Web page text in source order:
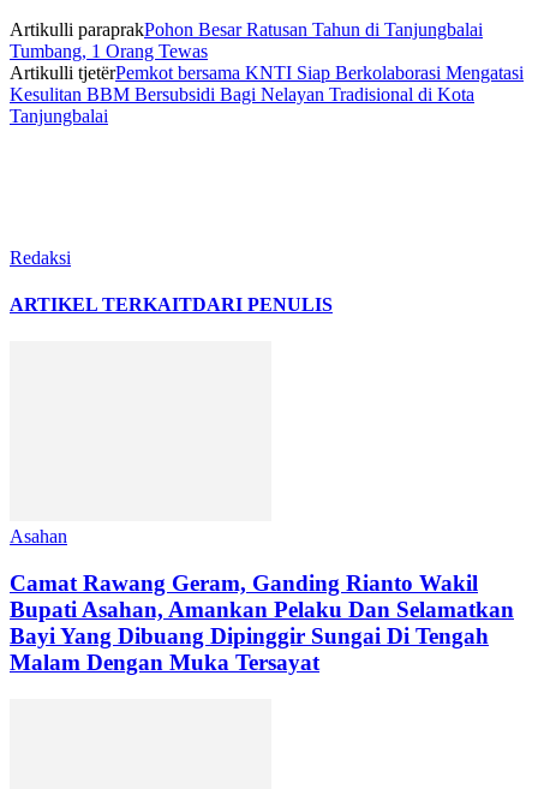
Artikulli paraprakPohon Besar Ratusan Tahun di Tanjungbalai
Tumbang, 1 Orang Tewas
Artikulli tjetërPemkot bersama KNTI Siap Berkolaborasi Mengatasi
Kesulitan BBM Bersubsidi Bagi Nelayan Tradisional di Kota
Tanjungbalai
Redaksi
ARTIKEL TERKAITDARI PENULIS
Asahan
Camat Rawang Geram, Ganding Rianto Wakil
Bupati Asahan, Amankan Pelaku Dan Selamatkan
Bayi Yang Dibuang Dipinggir Sungai Di Tengah
Malam Dengan Muka Tersayat